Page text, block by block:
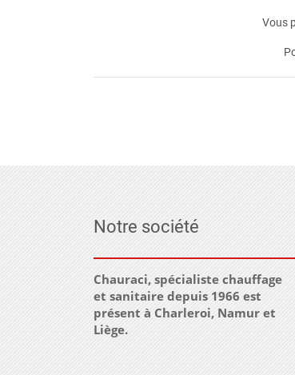
Vous
Notre société
Chauraci, spécialiste chauffage
et sanitaire depuis 1966 est
présent à Charleroi, Namur et
Liège.